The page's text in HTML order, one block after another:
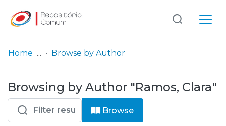
& Collections
Browse repository
Log
In
(current)
Home Browse by Author
Browsing by Author "Ramos, Clara"
Browse